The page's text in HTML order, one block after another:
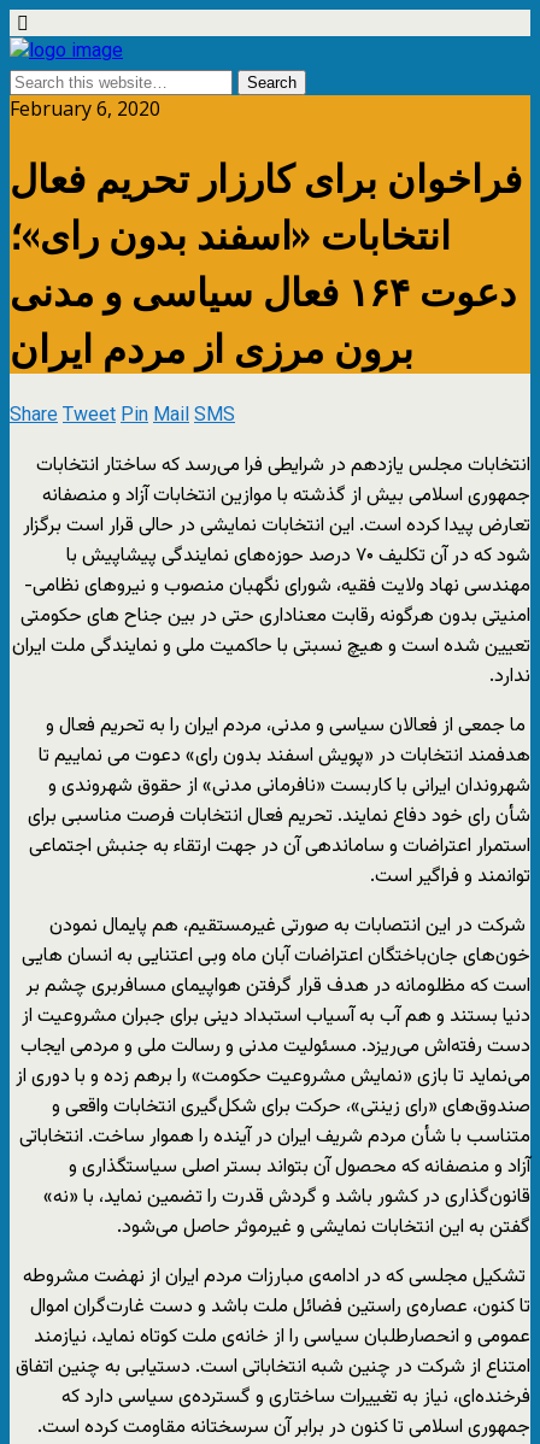
February 6, 2020
فراخوان برای کارزار تحریم فعال
انتخابات «اسفند بدون رای»؛
دعوت ۱۶۴ فعال سیاسی و مدنی
برون مرزی از مردم ایران
ShareTweetPinMailSMS
انتخابات مجلس یازدهم در شرایطی فرا می‌رسد که ساختار انتخابات
جمهوری اسلامی بیش از گذشته با موازین انتخابات آزاد و منصفانه
تعارض پیدا کرده است. این انتخابات نمایشی در حالی قرار است برگزار
شود که در آن تکلیف ۷۰ درصد حوزه‌های نمایندگی پیشاپیش با
مهندسی نهاد ولایت فقیه، شورای نگهبان منصوب و نیروهای نظامی-
امنیتی بدون هرگونه رقابت معناداری حتی در بین جناح های حکومتی
تعیین شده است و هیچ نسبتی با حاکمیت ملی و نمایندگی ملت ایران
ندارد.
ما جمعی از فعالان سیاسی و مدنی، مردم ایران را به تحریم فعال و
هدفمند انتخابات در «پویش اسفند بدون رای» دعوت می ‌نماییم تا
شهروندان ایرانی با کاربست «نافرمانی مدنی» از حقوق شهروندی و
شأن رای خود دفاع نمایند. تحریم فعال انتخابات فرصت مناسبی برای
استمرار اعتراضات و ساماندهی آن در جهت ارتقاء به جنبش اجتماعی
توانمند و فراگیر است.
شرکت در این انتصابات به صورتی غیرمستقیم، هم پایمال نمودن
خون‌های جان‌باختگان اعتراضات آبان ماه وبی اعتنایی به انسان هایی
است که مظلومانه در هدف قرار گرفتن هواپیمای مسافربری چشم بر
دنیا بستند و هم آب به آسیاب استبداد دینی برای جبران مشروعیت از
دست رفته‌اش می‌ریزد. مسئولیت مدنی و رسالت ملی و مردمی ایجاب
می‌نماید تا بازی «نمایش مشروعیت حکومت» را برهم زده و با دوری از
صندوق‌های «رای زینتی»، حرکت برای شکل‌گیری انتخابات واقعی و
متناسب با شأن مردم شریف ایران در آینده را هموار ساخت. انتخاباتی
آزاد و منصفانه که محصول آن بتواند بستر اصلی سیاستگذاری و
قانون‌گذاری در کشور باشد و گردش قدرت را تضمین نماید، با «نه»
گفتن به این انتخابات نمایشی و غیرموثر حاصل می‌شود.
تشکیل مجلسی که در ادامه‌ی مبارزات مردم ایران از نهضت مشروطه
تا کنون، عصاره‌ی راستین فضائل ملت باشد و دست غارت‌گران اموال
عمومی و انحصارطلبان سیاسی را از خانه‌ی ملت کوتاه نماید، نیازمند
امتناع از شرکت در چنین شبه انتخاباتی است. دستیابی به چنین اتفاق
فرخنده‌ای، نیاز به تغییرات ساختاری و گسترده‌ی سیاسی دارد که
جمهوری اسلامی تا کنون در برابر آن سرسختانه مقاومت کرده است.